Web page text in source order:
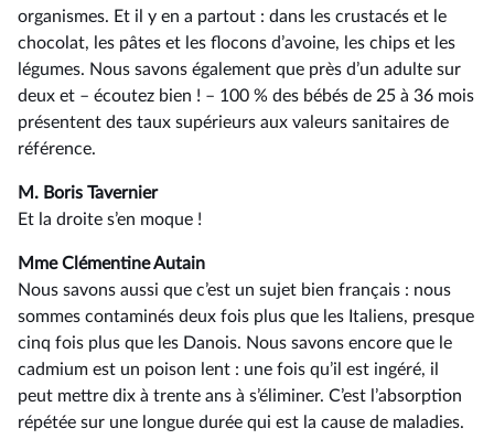
organismes. Et il y en a partout : dans les crustacés et le
chocolat, les pâtes et les flocons d’avoine, les chips et les
légumes. Nous savons également que près d’un adulte sur
deux et –⁠ écoutez bien ! – 100 % des bébés de 25 à 36 mois
présentent des taux supérieurs aux valeurs sanitaires de
référence.
M. Boris Tavernier
Et la droite s’en moque !
Mme Clémentine Autain
Nous savons aussi que c’est un sujet bien français : nous
sommes contaminés deux fois plus que les Italiens, presque
cinq fois plus que les Danois. Nous savons encore que le
cadmium est un poison lent : une fois qu’il est ingéré, il
peut mettre dix à trente ans à s’éliminer. C’est l’absorption
répétée sur une longue durée qui est la cause de maladies.